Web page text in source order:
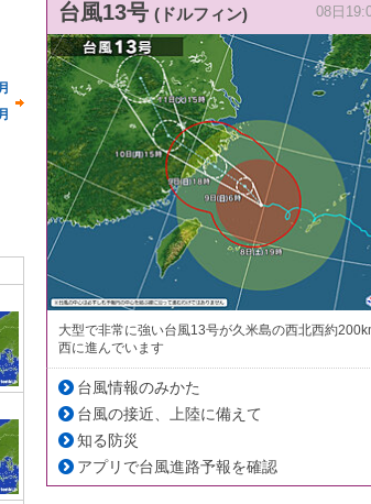
台風13号 (ドルフィン) 08日
大型で非常に強い台風13号が久米島の西北西約
西に進んでいます
台風情報のみかた
台風の接近、上陸に備えて
知る防災
アプリで台風進路予報を確認